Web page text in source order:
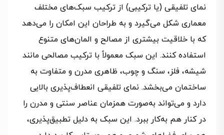
نمای تلفیقی (یا ترکیبی) از ترکیب سبک‌های مختلف
معماری شکل می‌گیرد و به طراحان این امکان را می‌دهد
که با خلاقیت بیشتری از مصالح و المان‌های متنوع
استفاده کنند. این سبک معمولاً با ترکیب مصالحی مانند
شیشه، فلز، سنگ و چوب، ظاهری مدرن و متفاوت به
ساختمان می‌بخشد. نمای تلفیقی انعطاف‌پذیری بالایی
دارد و می‌تواند به‌صورت همزمان عناصر سنتی و مدرن را
در کنار هم به‌کار ببرد. این سبک به دلیل تطبیق‌پذیری،